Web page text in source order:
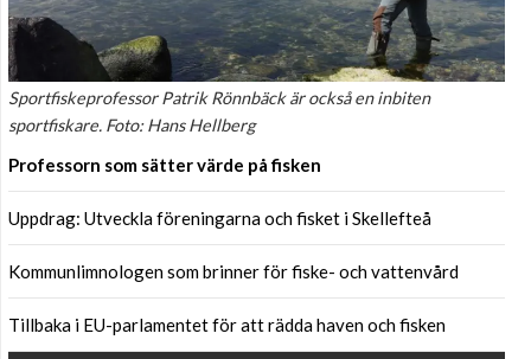
Sportfiskeprofessor Patrik Rönnbäck är också en inbiten
sportfiskare. Foto: Hans Hellberg
Professorn som sätter värde på fisken
Uppdrag: Utveckla föreningarna och fisket i Skellefteå
Kommunlimnologen som brinner för fiske- och vattenvård
Tillbaka i EU-parlamentet för att rädda haven och fisken